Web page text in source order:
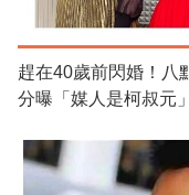
趕在40歲前閃婚！
分曝「媒人是柯叔元」